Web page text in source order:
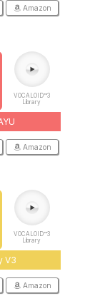
Amazon
VOCALOID™3
Library
Amazon
VOCALOID™3
Library
V3
Amazon